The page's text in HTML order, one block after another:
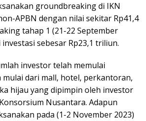
groundbreaking di IKN
APBN dengan nilai sekitar Rp41,4
tahap 1 (21-22 September
sebesar Rp23,1 triliun.
investor telah memulai
dari mall, hotel, perkantoran,
hijau yang dipimpin oleh investor
Nusantara. Adapun
pada (1-2 November 2023)